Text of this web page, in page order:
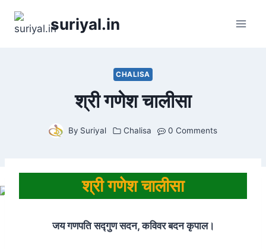
suriyal.in
CHALISA
श्री गणेश चालीसा
By Suriyal Chalisa 0 Comments
श्री गणेश चालीसा
जय गणपति सद्गुण सदन, कविवर बदन कृपाल।